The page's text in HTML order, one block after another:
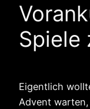
Spiele
Eigentlich
Advent